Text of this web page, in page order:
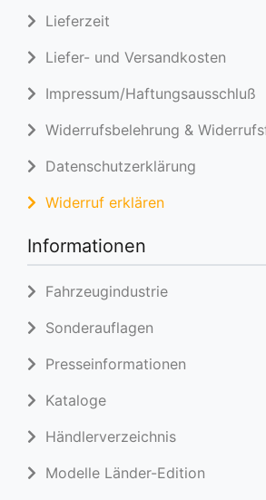
Lieferzeit
Liefer- und Versandkosten
Impressum/Haftungsausschluß
Widerrufsbelehrung &
Datenschutzerklärung
Widerruf erklären
Informationen
Fahrzeugindustrie
Sonderauflagen
Presseinformationen
Kataloge
Händlerverzeichnis
Modelle Länder-Edition